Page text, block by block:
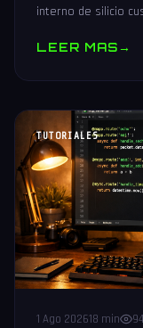
interno de silicio
estrategia multi-chip.
LEER MAS→
TUTORIALES
1 Ago 202618 min 94